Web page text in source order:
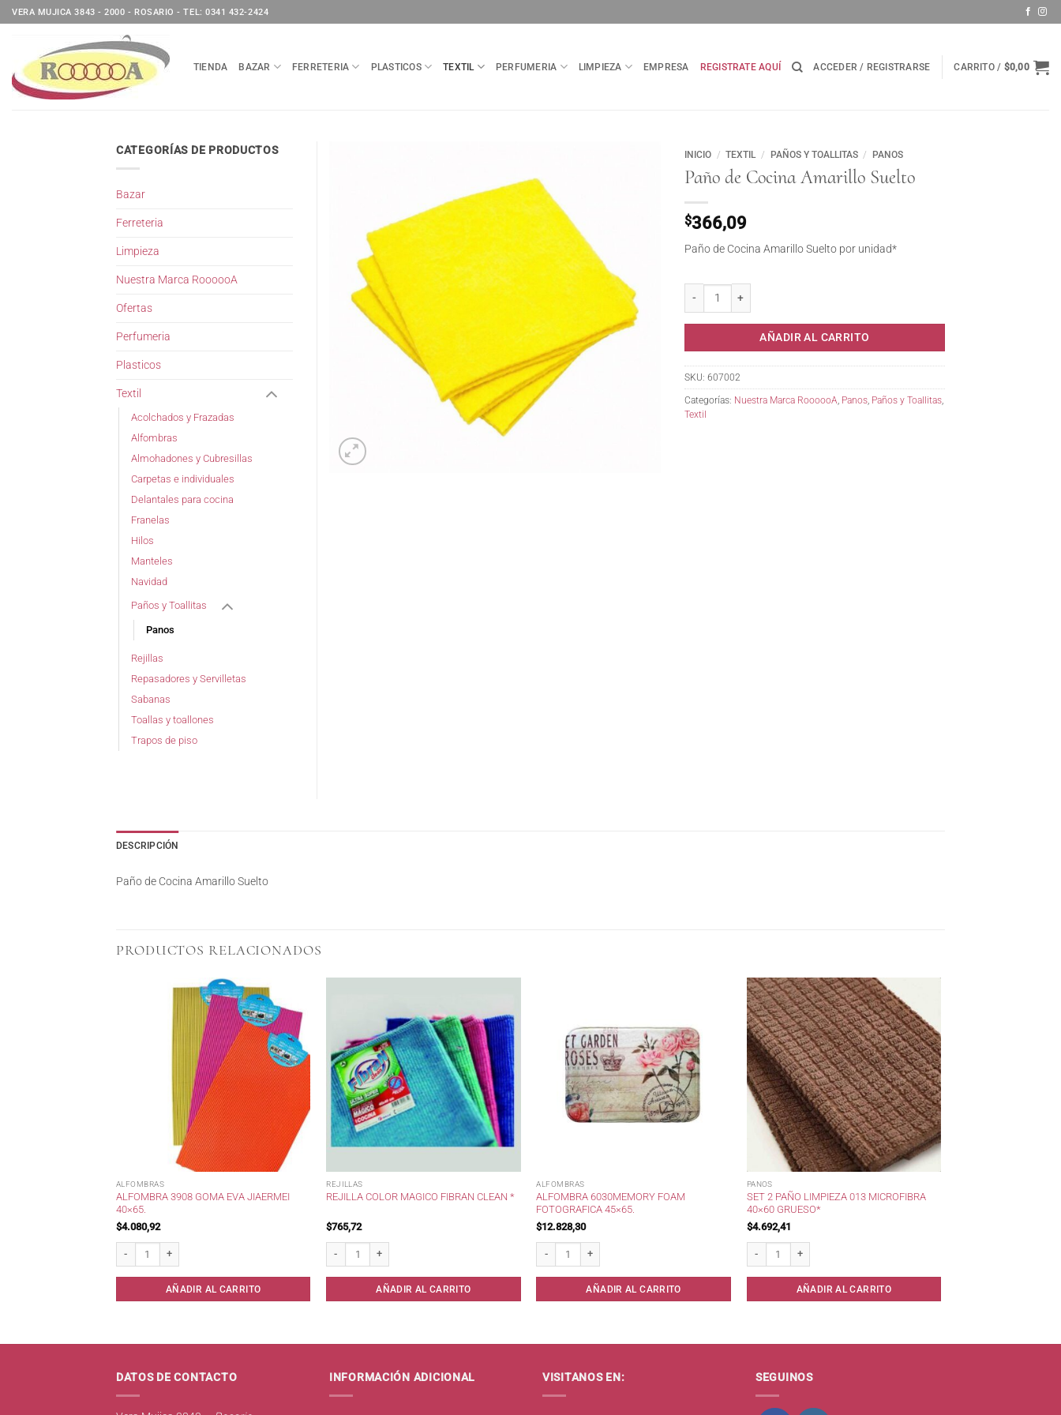
Saltar
al
VERA MUJICA 3843 - 2000 - ROSARIO - TEL: 0341 432-2424
TIENDA BAZAR FERRETERIA PLASTICOS TEXTIL PERFUMERIA LIMPIEZA EMPRESA REGISTRATE AQUÍ ACCEDER / REGISTRARSE CARRITO / $0,00
INICIO / TEXTIL / PAÑOS Y TOALLITAS / PANOS
Paño de Cocina Amarillo Suelto
$366,09
Paño de Cocina Amarillo Suelto por unidad*
AÑADIR AL CARRITO
SKU: 607002
Categorías: Nuestra Marca RoooooA, Panos, Paños y Toallitas,
Textil
CATEGORÍAS DE PRODUCTOS
Bazar
Ferreteria
Limpieza
Nuestra Marca RoooooA
Ofertas
Perfumeria
Plasticos
Textil
Acolchados y Frazadas
Alfombras
Almohadones y Cubresillas
Carpetas e individuales
Delantales para cocina
Franelas
Hilos
Manteles
Navidad
Paños y Toallitas
Panos
Rejillas
Repasadores y Servilletas
Sabanas
Toallas y toallones
Trapos de piso
DESCRIPCIÓN
Paño de Cocina Amarillo Suelto
PRODUCTOS RELACIONADOS
ALFOMBRAS
ALFOMBRA 3908 GOMA EVA JIAERMEI
40×65.
$4.080,92
AÑADIR AL CARRITO
REJILLAS
REJILLA COLOR MAGICO FIBRAN CLEAN *
$765,72
AÑADIR AL CARRITO
ALFOMBRAS
ALFOMBRA 6030MEMORY FOAM
FOTOGRAFICA 45×65.
$12.828,30
AÑADIR AL CARRITO
PANOS
SET 2 PAÑO LIMPIEZA 013 MICROFIBRA
40×60 GRUESO*
$4.692,41
AÑADIR AL CARRITO
DATOS DE CONTACTO INFORMACIÓN ADICIONAL VISITANOS EN: SEGUINOS